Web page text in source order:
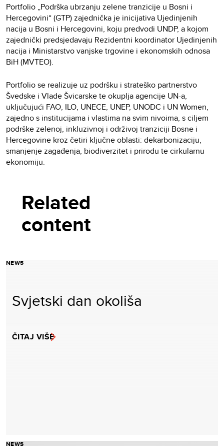
Portfolio „Podrška ubrzanju zelene tranzicije u Bosni i
Hercegovini“ (GTP) zajednička je inicijativa Ujedinjenih
nacija u Bosni i Hercegovini, koju predvodi UNDP, a kojom
zajednički predsjedavaju Rezidentni koordinator Ujedinjenih
nacija i Ministarstvo vanjske trgovine i ekonomskih odnosa
BiH (MVTEO).
Portfolio se realizuje uz podršku i strateško partnerstvo
Švedske i Vlade Švicarske te okuplja agencije UN-a,
uključujući FAO, ILO, UNECE, UNEP, UNODC i UN Women,
zajedno s institucijama i vlastima na svim nivoima, s ciljem
podrške zelenoj, inkluzivnoj i održivoj tranziciji Bosne i
Hercegovine kroz četiri ključne oblasti: dekarbonizaciju,
smanjenje zagađenja, biodiverzitet i prirodu te cirkularnu
ekonomiju.
Related
content
NEWS
Svjetski dan okoliša
ČITAJ VIŠE
NEWS